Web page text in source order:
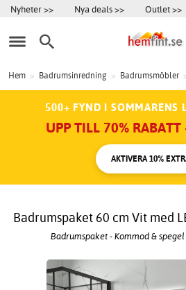
Nyheter >> Nya deals >> Outlet >>
Hem > Badrumsinredning > Badrumsmöbler
500+ FYND I SOMMARENS
UPP TILL 70%
AKTIVERA 10%
Badrumspaket 60 cm Vit med
Badrumspaket - Kommod &